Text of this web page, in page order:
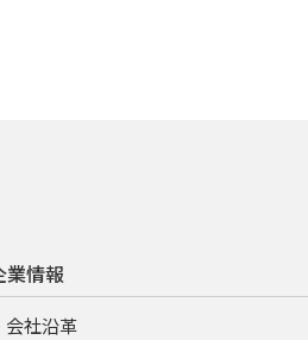
業情報
会社沿革